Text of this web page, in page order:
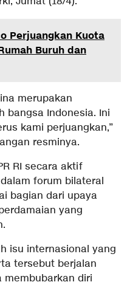
Perjuangkan Kuota
Buruh dan
merupakan
bangsa Indonesia. Ini
kami perjuangkan,”
resminya.
RI secara aktif
forum bilateral
bagian dari upaya
yang
isu internasional yang
tersebut berjalan
diri